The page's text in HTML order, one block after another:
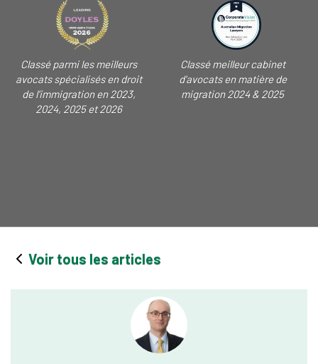
Classé parmi les meilleurs
avocats spécialisés en droit
de l'immigration en 2023,
2024, 2025 et 2026
Classé meilleur cabinet
d'avocats en matière de
migration 2024 & 2025
Voir tous les articles